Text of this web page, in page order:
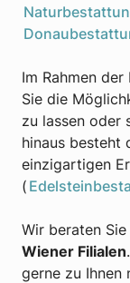
Im Rahmen
Sie die
zu lassen oder
hinaus besteht
einzigartigen
(
Wir beraten
Wiener Filialen
gerne zu Ihnen